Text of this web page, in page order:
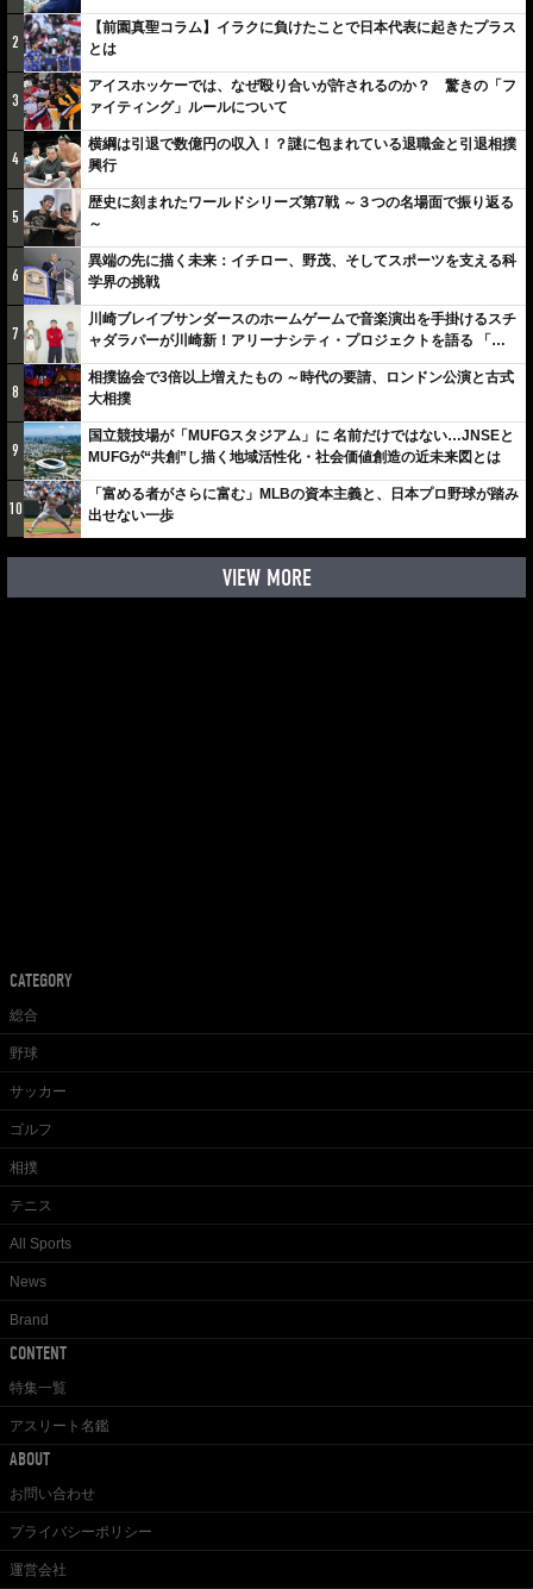
2
【前園真聖コラム】イラクに負けたことで日本代表に起きたプラス
とは
3
アイスホッケーでは、なぜ殴り合いが許されるのか？ 驚きの「フ
ァイティング」ルールについて
4
横綱は引退で数億円の収入！？謎に包まれている退職金と引退相撲
興行
5
歴史に刻まれたワールドシリーズ第7戦 ～３つの名場面で振り返る
～
6
異端の先に描く未来：イチロー、野茂、そしてスポーツを支える科
学界の挑戦
7
川崎ブレイブサンダースのホームゲームで音楽演出を手掛けるスチ
ャダラパーが川崎新！アリーナシティ・プロジェクトを語る 「楽
しみでしかないでしょ。川崎は、ずっと成長曲線だから」
8
相撲協会で3倍以上増えたもの ～時代の要請、ロンドン公演と古式
大相撲
9
国立競技場が「MUFGスタジアム」に 名前だけではない…JNSEと
MUFGが“共創”し描く地域活性化・社会価値創造の近未来図とは
10
「富める者がさらに富む」MLBの資本主義と、日本プロ野球が踏み
出せない一歩
VIEW MORE
CATEGORY
総合
野球
サッカー
ゴルフ
相撲
テニス
All Sports
News
Brand
CONTENT
特集一覧
アスリート名鑑
ABOUT
お問い合わせ
プライバシーポリシー
運営会社